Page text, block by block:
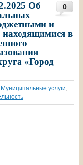
0
Об
и
в
«Город
Муниципальные услуги,